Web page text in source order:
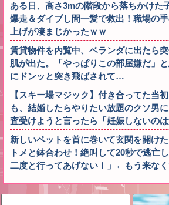
ある日、高さ3mの階段から落ちかけた
爆走＆ダイブし間一髪で救出！職場の
上げが凄まじかったｗｗ
賃貸物件を内覧中、ベランダに出たら
肌が出た。「やっぱりこの部屋嫌だ」
にドンッと突き飛ばされて…
【スキー場マジック】付き合ってた当
も、結婚したらやりたい放題のクソ男
査受けようと言ったら「妊娠しないの
新しいペットを首に巻いて玄関を開け
トメと鉢合わせ！絶叫して20秒で逃亡
二度と行ってあげない！」←もう来な